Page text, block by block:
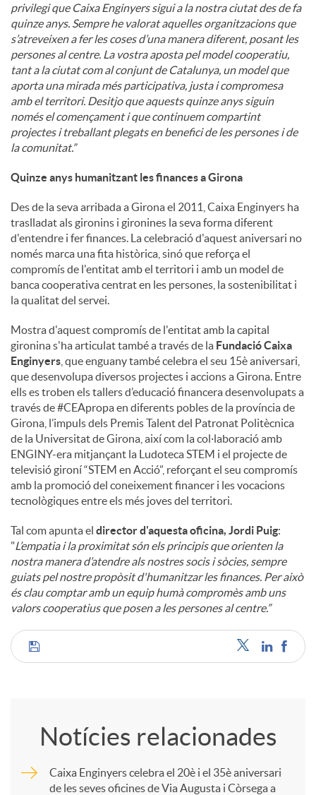
privilegi que Caixa Enginyers sigui a la nostra ciutat des de fa
quinze anys. Sempre he valorat aquelles organitzacions que
s’atreveixen a fer les coses d’una manera diferent, posant les
persones al centre. La vostra aposta pel model cooperatiu,
tant a la ciutat com al conjunt de Catalunya, un model que
aporta una mirada més participativa, justa i compromesa
amb el territori. Desitjo que aquests quinze anys siguin
només el començament i que continuem compartint
projectes i treballant plegats en benefici de les persones i de
la comunitat.”
Quinze anys humanitzant les finances a Girona
Des de la seva arribada a Girona el 2011, Caixa Enginyers ha
traslladat als gironins i gironines la seva forma diferent
d'entendre i fer finances. La celebració d'aquest aniversari no
només marca una fita històrica, sinó que reforça el
compromís de l'entitat amb el territori i amb un model de
banca cooperativa centrat en les persones, la sostenibilitat i
la qualitat del servei.
Mostra d'aquest compromís de l'entitat amb la capital
gironina s'ha articulat també a través de la Fundació Caixa
Enginyers , que enguany també celebra el seu 15è aniversari,
que desenvolupa diversos projectes i accions a Girona. Entre
ells es troben els tallers d’educació financera desenvolupats a
través de #CEApropa en diferents pobles de la província de
Girona, l’impuls dels Premis Talent del Patronat Politècnica
de la Universitat de Girona, així com la col·laboració amb
ENGINY-era mitjançant la Ludoteca STEM i el projecte de
televisió gironí “STEM en Acció”, reforçant el seu compromís
amb la promoció del coneixement financer i les vocacions
tecnològiques entre els més joves del territori.
Tal com apunta el director d'aquesta oficina, Jordi Puig:
"L’empatia i la proximitat són els principis que orienten la
nostra manera d’atendre als nostres socis i sòcies, sempre
guiats pel nostre propòsit d'humanitzar les finances. Per això
és clau comptar amb un equip humà compromès amb uns
valors cooperatius que posen a les persones al centre.”
C
Notícies relacionades
Caixa Enginyers celebra el 20è i el 35è aniversari
de les seves oficines de Via Augusta i Còrsega a